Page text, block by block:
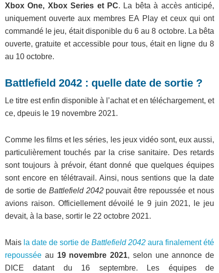
Xbox One, Xbox Series et PC. La bêta à accès anticipé,
uniquement ouverte aux membres EA Play et ceux qui ont
commandé le jeu, était disponible du 6 au 8 octobre. La bêta
ouverte, gratuite et accessible pour tous, était en ligne du 8
au 10 octobre.
Battlefield 2042 : quelle date de sortie ?
Le titre est enfin disponible à l’achat et en téléchargement, et
ce, dpeuis le 19 novembre 2021.
Comme les films et les séries, les jeux vidéo sont, eux aussi,
particulièrement touchés par la crise sanitaire. Des retards
sont toujours à prévoir, étant donné que quelques équipes
sont encore en télétravail. Ainsi, nous sentions que la date
de sortie deBattlefield 2042pouvait être repoussée et nous
avions raison. Officiellement dévoilé le 9 juin 2021, le jeu
devait, à la base, sortir le 22 octobre 2021.
Mais la date de sortie de Battlefield 2042 aura finalement été
repoussée au 19 novembre 2021, selon une annonce de
DICE datant du 16 septembre. Les équipes de